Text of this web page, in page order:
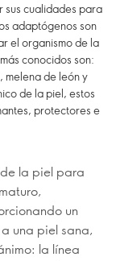
sus cualidades para
adaptógenos son
el organismo de la
conocidos son:
melena de león y
de la piel, estos
protectores e
la piel para
un
una piel sana,
la línea